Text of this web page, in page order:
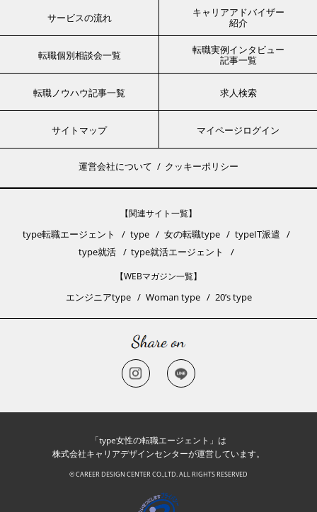
サービスの流れ
キャリアアドバイザー
紹介
転職個別相談会一覧
転職実例インタビュー
記事一覧
転職ノウハウ記事一覧 求人検索
サイトマップ マイページログイン
運営会社について クッキーポリシー
【関連サイト一覧】
type転職エージェント type 女の転職type
typeIT派遣
type就活
type就活エージェント
【WEBマガジン一覧】
エンジニアtype Woman type 20’s type
「type女性の転職エージェント」は
株式会社キャリアデザインセンターが運営しています。
© CAREER DESIGN CENTER CO.,LTD. ALL RIGHTS RESERVED